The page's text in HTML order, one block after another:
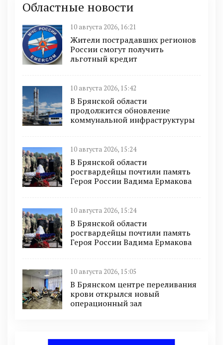
Областные новости
10 августа 2026, 16:21
Жители пострадавших регионов
России смогут получить
льготный кредит
10 августа 2026, 15:42
В Брянской области
продолжится обновление
коммунальной инфраструктуры
10 августа 2026, 15:24
В Брянской области
росгвардейцы почтили память
Героя России Вадима Ермакова
10 августа 2026, 15:24
В Брянской области
росгвардейцы почтили память
Героя России Вадима Ермакова
10 августа 2026, 15:05
В Брянском центре переливания
крови открылся новый
операционный зал